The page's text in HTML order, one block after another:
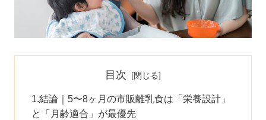
目次
結論｜5〜8ヶ月の市販離乳食は「栄養設計」
と「月齢適合」が最優先